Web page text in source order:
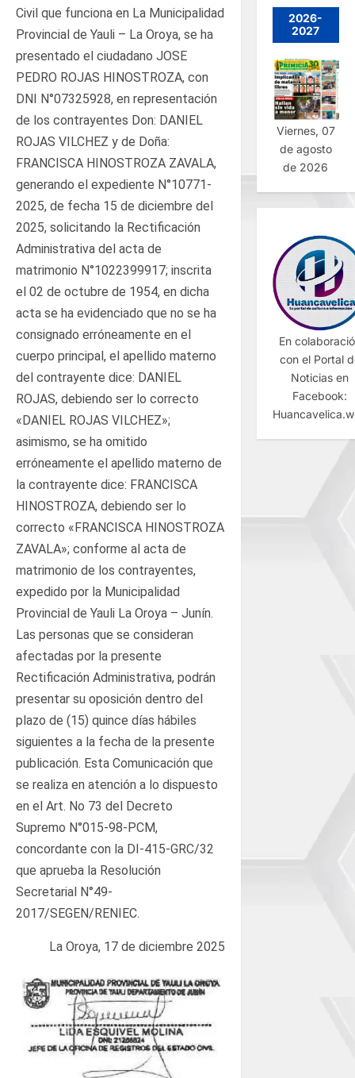
Civil que funciona en La Municipalidad
Provincial de Yauli – La Oroya, se ha
presentado el ciudadano JOSE
PEDRO ROJAS HINOSTROZA, con
DNI N°07325928, en representación
de los contrayentes Don: DANIEL
ROJAS VILCHEZ y de Doña:
FRANCISCA HINOSTROZA ZAVALA,
generando el expediente N°10771-
2025, de fecha 15 de diciembre del
2025, solicitando la Rectificación
Administrativa del acta de
matrimonio N°1022399917; inscrita
el 02 de octubre de 1954, en dicha
acta se ha evidenciado que no se ha
consignado erróneamente en el
cuerpo principal, el apellido materno
del contrayente dice: DANIEL
ROJAS, debiendo ser lo correcto
«DANIEL ROJAS VILCHEZ»;
asimismo, se ha omitido
erróneamente el apellido materno de
la contrayente dice: FRANCISCA
HINOSTROZA, debiendo ser lo
correcto «FRANCISCA HINOSTROZA
ZAVALA»; conforme al acta de
matrimonio de los contrayentes,
expedido por la Municipalidad
Provincial de Yauli La Oroya – Junín.
Las personas que se consideran
afectadas por la presente
Rectificación Administrativa, podrán
presentar su oposición dentro del
plazo de (15) quince días hábiles
siguientes a la fecha de la presente
publicación. Esta Comunicación que
se realiza en atención a lo dispuesto
en el Art. No 73 del Decreto
Supremo N°015-98-PCM,
concordante con la DI-415-GRC/32
que aprueba la Resolución
Secretarial N°49-
2017/SEGEN/RENIEC.
La Oroya, 17 de diciembre 2025
2026-
2027
Viernes, 07
de agosto
de 2026
En
con el Portal
Noticias en
Facebook: